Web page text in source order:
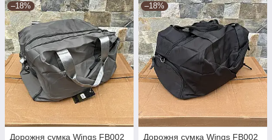
–18%
Дорожня сумка Wings FB002
–18%
Дорожня сумка Wings FB002